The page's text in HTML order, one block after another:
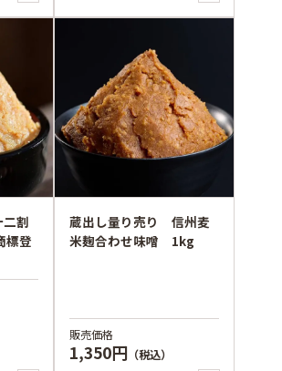
割
登
蔵出し量り売り 信州麦
米麹合わせ味噌 1kg
販売価格
1,350円 （税込）